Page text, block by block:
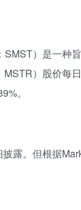
）是一种
）股价每
。
露。但根据